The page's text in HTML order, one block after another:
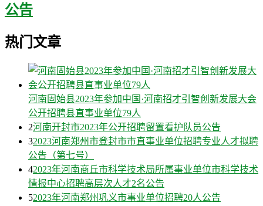
公告
热门文章
河南固始县2023年参加中国·河南招才引智创新发展大会
公开招聘县直事业单位79人
2河南开封市2023年公开招聘留置看护队员公告
32023河南郑州市登封市市直事业单位招聘专业人才拟聘
公告（第七号）
42023年河南商丘市科学技术局所属事业单位市科学技术
情报中心招聘高层次人才2名公告
52023年河南郑州巩义市事业单位招聘20人公告